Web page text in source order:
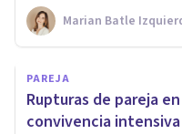
Marian Batle
PAREJA
Rupturas de pareja
convivencia